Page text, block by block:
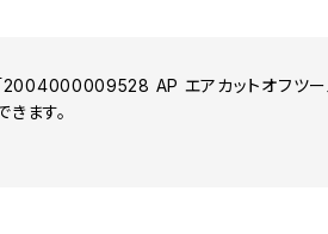
AP エアカットオフツー
ます。